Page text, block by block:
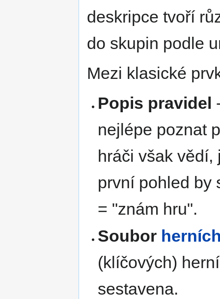
deskripce tvoří
do skupin podle
Mezi klasické
Popis pravidel
nejlépe poznat
hráči však vědí,
první pohled by
= "znám hru".
Soubor
(klíčových)
sestavena.